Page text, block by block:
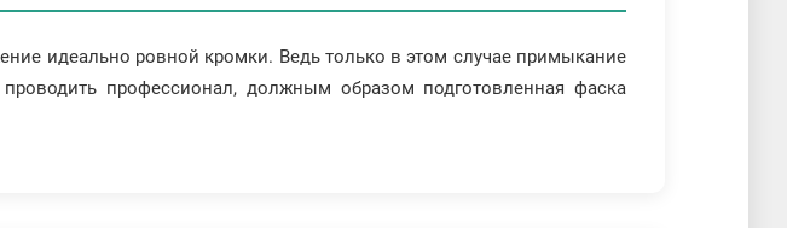
идеально ровной кромки. Ведь только в этом случае примыкание
профессионал, должным образом подготовленная фаска